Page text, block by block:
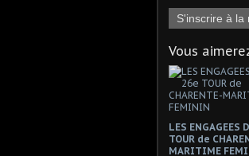
S'inscrire à la
Vous
LES ENGAGEES
TOUR de
MARITIME